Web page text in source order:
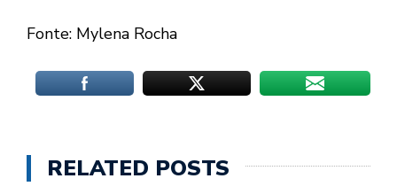
Fonte: Mylena Rocha
RELATED POSTS